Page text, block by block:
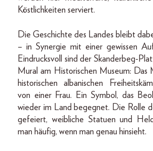
Köstlichkeiten serviert.
Die Geschichte des Landes bleibt
– in Synergie mit einer gewissen
Eindrucksvoll sind der Skanderbeg-
Mural am Historischen Museum: Das
historischen albanischen
von einer Frau. Ein Symbol, das
wieder im Land begegnet. Die Rolle
gefeiert, weibliche Statuen und
man häufig, wenn man genau hinsieht.